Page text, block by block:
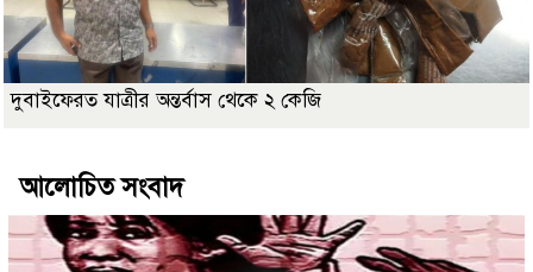
দুবাইফেরত যাত্রীর অন্তর্বাস থেকে ২ কেজি
আলোচিত সংবাদ